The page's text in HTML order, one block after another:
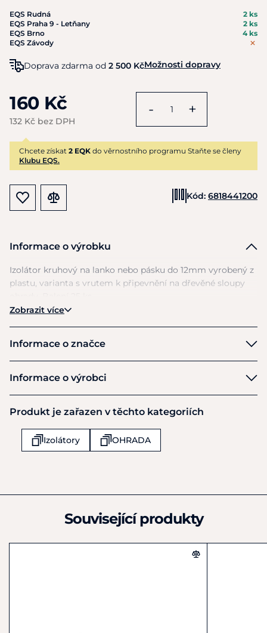
EQS Rudná
2 ks
EQS Praha 9 - Letňany
2 ks
EQS Brno
4 ks
EQS Závody
Doprava zdarma od 2 500 KčMožnosti dopravy
160 Kč
132 Kč bez DPH
- +
Chcete získat 2 EQK do věrnostního programu Staňte se členy
Klubu EQS.
Kód: 6818441200
Informace o výrobku
Izolátor kruhový na lanko nebo pásku do 12mm vyrobený z
plastu, varianta s vrutem k připevnění na dřevěné sloupy
Zobrazit více
Informace o značce
VNT
Informace o výrobci
VNT electronics s.r.o.
Dvorská 605
Lanškroun
info@dog-trace.cz
Produkt je zařazen v těchto kategoriích
Izolátory OHRADA
Související produkty